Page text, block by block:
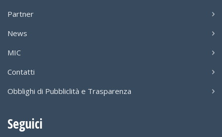
Partner
News
MIC
Contatti
Obblighi di Pubbliclità e Trasparenza
Seguici